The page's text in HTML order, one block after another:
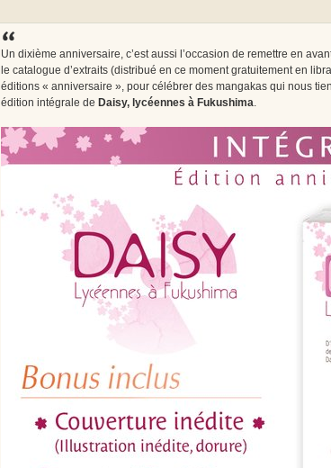
Un dixième anniversaire, c’est aussi l’occasion de remettre en
le catalogue d’extraits (distribué en ce moment gratuitement en
éditions « anniversaire », pour célébrer des mangakas qui nous
édition intégrale de Daisy, lycéennes à Fukushima